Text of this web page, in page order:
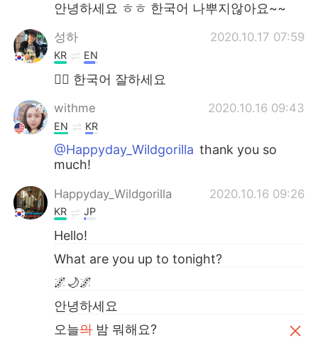
안녕하세요 ㅎㅎ 한국어 나뿌지않아요~~
성하 2020.10.17 07:59
KR EN
👌🏻 한국어 잘하세요
withme 2020.10.16 09:43
EN KR
@Happyday_Wildgorilla thank you so
much!
Happyday_Wildgorilla 2020.10.16 09:26
KR JP
Hello!
What are you up to tonight?
🌌🌙🌌
안녕하세요
오늘의밤 뭐해요?